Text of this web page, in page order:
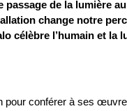
de la lumière
change notre
célèbre l’humain et la